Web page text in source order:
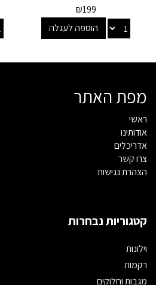
₪199
הוספה לעגלה
מפת האתר
ראשי
אודותינו
אדריכלים
צרו קשר
הצהרת נגישות
קטגוריות נבחרות
וילונות
רקמות
מגבות וחלוקים